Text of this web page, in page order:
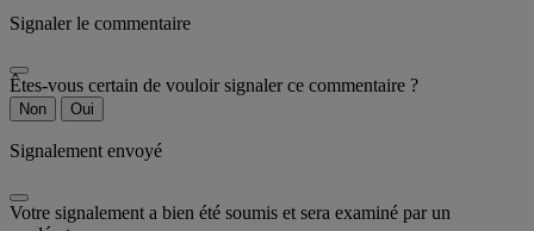
Signaler le commentaire
Êtes-vous certain de vouloir signaler ce commentaire ?
Non Oui
Signalement envoyé
Votre signalement a bien été soumis et sera examiné par un